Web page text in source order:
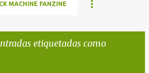
MACHINE FANZINE
etiquetadas como